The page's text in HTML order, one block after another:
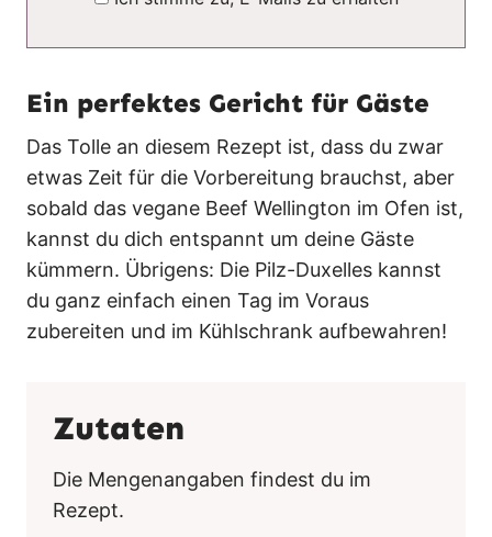
Ein perfektes Gericht für Gäste
Das Tolle an diesem Rezept ist, dass du zwar
etwas Zeit für die Vorbereitung brauchst, aber
sobald das vegane Beef Wellington im Ofen ist,
kannst du dich entspannt um deine Gäste
kümmern. Übrigens: Die Pilz-Duxelles kannst
du ganz einfach einen Tag im Voraus
zubereiten und im Kühlschrank aufbewahren!
Zutaten
Die Mengenangaben findest du im
Rezept.